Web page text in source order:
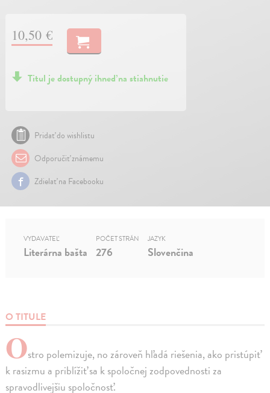
10,50 €
Titul je dostupný ihneď na stiahnutie
Pridať do wishlistu
Odporučiť známemu
Zdielať na Facebooku
O TITULE
Ostro polemizuje, no zároveň hľadá riešenia, ako pristúpiť
k rasizmu a priblížiť sa k spoločnej zodpovednosti za
spravodlivejšiu spoločnosť.
VYDAVATEĽ
Literárna bašta
POČET STRÁN
276
JAZYK
Slovenčina